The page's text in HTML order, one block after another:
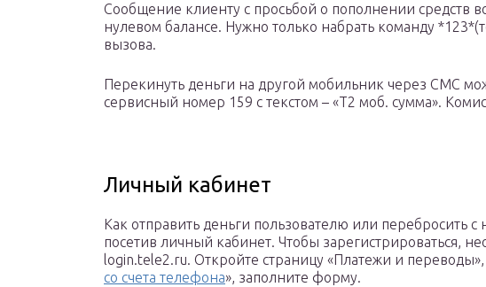
Сообщение клиенту с просьбой о пополнении средств
нулевом балансе. Нужно только набрать команду
вызова.
Перекинуть деньги на другой мобильник через СМС
сервисный номер 159 с текстом – «T2 моб. сумма».
Личный кабинет
Как отправить деньги пользователю или перебросить
посетив личный кабинет. Чтобы зарегистрироваться,
login.tele2.ru. Откройте страницу «Платежи и
со счета телефона», заполните форму.